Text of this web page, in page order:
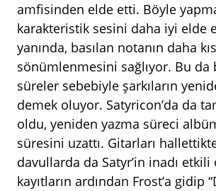
amfisinden elde etti. Böyle
karakteristik sesini daha iyi elde
yanında, basılan notanın daha
sönümlenmesini sağlıyor. Bu da
süreler sebebiyle şarkıların
demek oluyor. Satyricon’da da
oldu, yeniden yazma süreci
süresini uzattı. Gitarları
davullarda da Satyr’in inadı
kayıtların ardından Frost’a gidip